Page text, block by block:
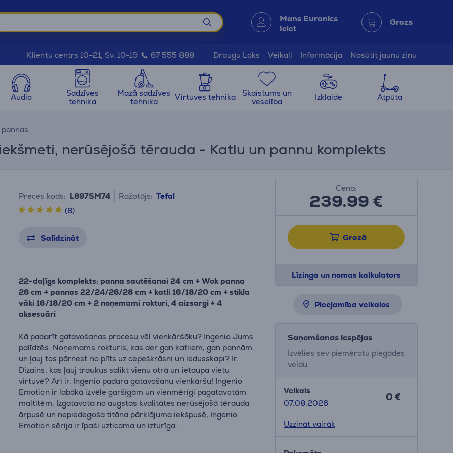
Mans Euronics
Ieiet
Grozs
Klientu centrs 10-21, Sv. 10-19 67 555 888 Draugu Loks Veikali Informācija Nosūtīt jaunu ziņu
Audio
Sadzīves
tehnika
Mazā sadzīves
tehnika
Virtuves tehnika
Skaistums un
veselība
Izklaide Atpūta
nerūsējošā tērauda - Katlu un pannu komplekts
Preces kods: L897SM74 Ražotājs: Tefal
(8)
Salīdzināt
22-daļīgs komplekts: panna sautēšanai 24 cm + Wok panna
26 cm + pannas 22/24/26/28 cm + katli 16/18/20 cm + stikla
vāki 16/18/20 cm + 2 noņemami rokturi, 4 aizsargi + 4
aksesuāri
Kā padarīt gatavošanas procesu vēl vienkāršāku? Ingenio Jums
palīdzēs. Noņemams rokturis, kas der gan katliem, gan pannām
un ļauj tos pārnest no plīts uz cepeškrāsni un ledusskapi? Ir.
Dizains, kas ļauj traukus salikt vienu otrā un ietaupa vietu
virtuvē? Arī ir. Ingenio padara gatavošanu vienkāršu! Ingenio
Emotion ir labākā izvēle garšīgām un vienmērīgi pagatavotām
maltītēm. Izgatavota no augstas kvalitātes nerūsējošā tērauda
ārpusē un nepiedegoša titāna pārklājuma iekšpusē, ​​Ingenio
Emotion sērija ir īpaši uzticama un izturīga.
Cena:
239.99€
Grozā
Līzinga un nomas kalkulators
Pieejamība veikalos
Saņemšanas iespējas
Izvēlies sev piemērotu piegādes
veidu
Veikals
07.08.2026
0 €
Uzzināt vairāk